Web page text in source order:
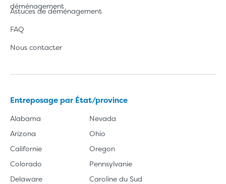
déménagement
Astuces de déménagement
FAQ
Nous contacter
Entreposage par État/province
Alabama
Arizona
Californie
Colorado
Delaware
Nevada
Ohio
Oregon
Pennsylvanie
Caroline du Sud